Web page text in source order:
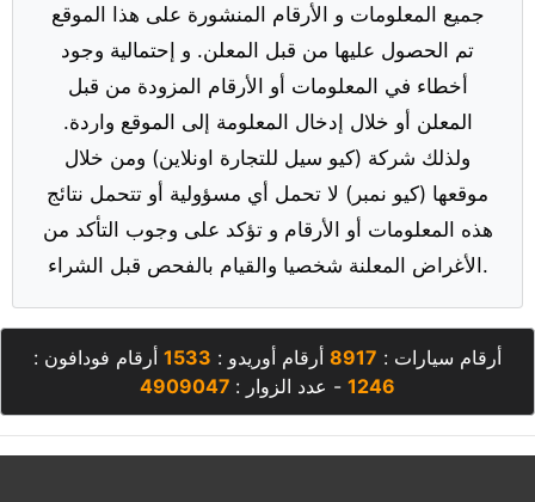
جميع المعلومات و الأرقام المنشورة على هذا الموقع
تم الحصول عليها من قبل المعلن. و إحتمالية وجود
أخطاء في المعلومات أو الأرقام المزودة من قبل
المعلن أو خلال إدخال المعلومة إلى الموقع واردة.
ولذلك شركة (كيو سيل للتجارة اونلاين) ومن خلال
موقعها (كيو نمبر) لا تحمل أي مسؤولية أو تتحمل نتائج
هذه المعلومات أو الأرقام و تؤكد على وجوب التأكد من
الأغراض المعلنة شخصيا والقيام بالفحص قبل الشراء.
أرقام سيارات : 8917 أرقام أوريدو : 1533 أرقام فودافون :
1246 - عدد الزوار : 4909047